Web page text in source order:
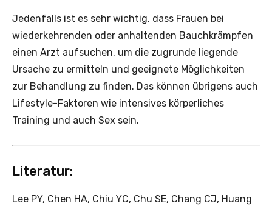
Jedenfalls ist es sehr wichtig, dass Frauen bei
wiederkehrenden oder anhaltenden Bauchkrämpfen
einen Arzt aufsuchen, um die zugrunde liegende
Ursache zu ermitteln und geeignete Möglichkeiten
zur Behandlung zu finden. Das können übrigens auch
Lifestyle-Faktoren wie intensives körperliches
Training und auch Sex sein.
Literatur:
Lee PY, Chen HA, Chiu YC, Chu SE, Chang CJ, Huang